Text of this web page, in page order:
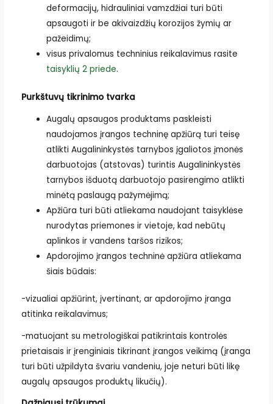
deformacijų, hidrauliniai vamzdžiai turi būti
apsaugoti ir be akivaizdžių korozijos žymių ar
pažeidimų;
visus privalomus techninius reikalavimus rasite
taisyklių 2 priede.
Purkštuvų tikrinimo tvarka
Augalų apsaugos produktams paskleisti
naudojamos įrangos techninę apžiūrą turi teisę
atlikti Augalininkystės tarnybos įgaliotos įmonės
darbuotojas (atstovas) turintis Augalininkystės
tarnybos išduotą darbuotojo pasirengimo atlikti
minėtą paslaugą pažymėjimą;
Apžiūra turi būti atliekama naudojant taisyklėse
nurodytas priemones ir vietoje, kad nebūtų
aplinkos ir vandens taršos rizikos;
Apdorojimo įrangos techninė apžiūra atliekama
šiais būdais:
-vizualiai apžiūrint, įvertinant, ar apdorojimo įranga
atitinka reikalavimus;
-matuojant su metrologiškai patikrintais kontrolės
prietaisais ir įrenginiais tikrinant įrangos veikimą (įranga
turi būti užpildyta švariu vandeniu, joje neturi būti likę
augalų apsaugos produktų likučių).